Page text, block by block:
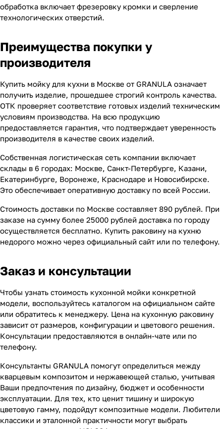
обработка включает фрезеровку кромки и сверление
технологических отверстий.
Преимущества покупки у
производителя
Купить мойку для кухни в Москве от GRANULA означает
получить изделие, прошедшее строгий контроль качества.
ОТК проверяет соответствие готовых изделий техническим
условиям производства. На всю продукцию
предоставляется гарантия, что подтверждает уверенность
производителя в качестве своих изделий.
Собственная логистическая сеть компании включает
склады в 6 городах: Москве, Санкт-Петербурге, Казани,
Екатеринбурге, Воронеже, Краснодаре и Новосибирске.
Это обеспечивает оперативную доставку по всей России.
Стоимость доставки по Москве составляет 890 рублей. При
заказе на сумму более 25000 рублей доставка по городу
осуществляется бесплатно. Купить раковину на кухню
недорого можно через официальный сайт или по телефону.
Заказ и консультации
Чтобы узнать стоимость кухонной мойки конкретной
модели, воспользуйтесь каталогом на официальном сайте
или обратитесь к менеджеру. Цена на кухонную раковину
зависит от размеров, конфигурации и цветового решения.
Консультации предоставляются в онлайн-чате или по
телефону.
Консультанты GRANULA помогут определиться между
кварцевым композитом и нержавеющей сталью, учитывая
Ваши предпочтения по дизайну, бюджет и особенности
эксплуатации. Для тех, кто ценит тишину и широкую
цветовую гамму, подойдут композитные модели. Любители
классики и эталонной практичности могут выбрать